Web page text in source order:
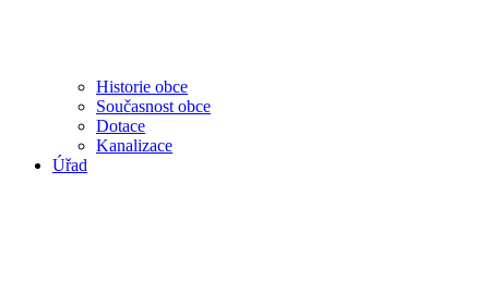
Historie obce
Současnost obce
Dotace
Kanalizace
Úřad